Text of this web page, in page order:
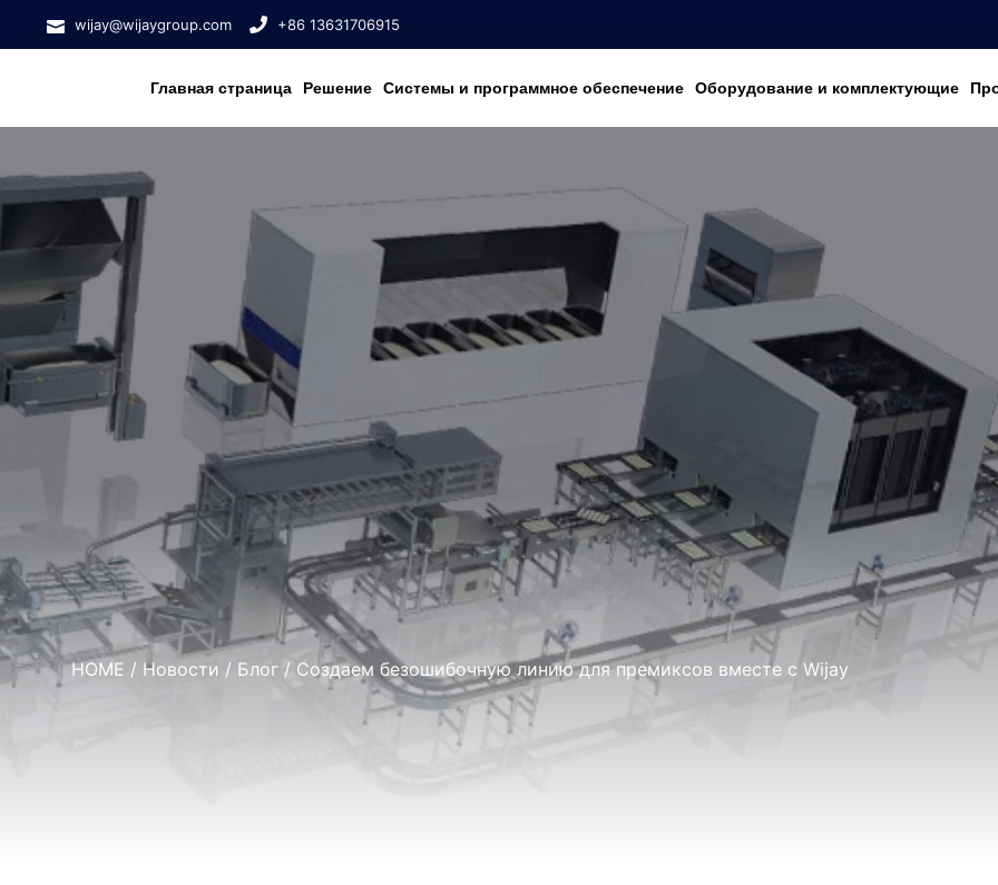
wijay@wijaygroup.com +86 13631706915
Главная страница Решение Системы и программное обеспечение Оборудование и комплектующие
HOME / Новости / Блог / Создаем безошибочную линию для премиксов вместе с Wijay